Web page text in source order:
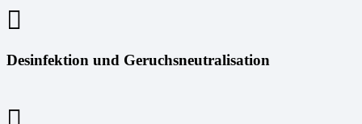
Desinfektion und Geruchsneutralisation